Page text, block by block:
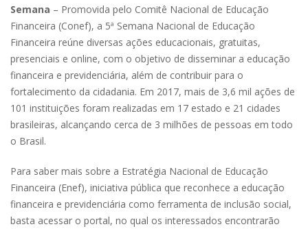
Semana – Promovida pelo Comitê Nacional de Educação
Financeira (Conef), a 5ª Semana Nacional de Educação
Financeira reúne diversas ações educacionais, gratuitas,
presenciais e online, com o objetivo de disseminar a educação
financeira e previdenciária, além de contribuir para o
fortalecimento da cidadania. Em 2017, mais de 3,6 mil ações de
101 instituições foram realizadas em 17 estado e 21 cidades
brasileiras, alcançando cerca de 3 milhões de pessoas em todo
o Brasil.
Para saber mais sobre a Estratégia Nacional de Educação
Financeira (Enef), iniciativa pública que reconhece a educação
financeira e previdenciária como ferramenta de inclusão social,
basta acessar o portal, no qual os interessados encontrarão